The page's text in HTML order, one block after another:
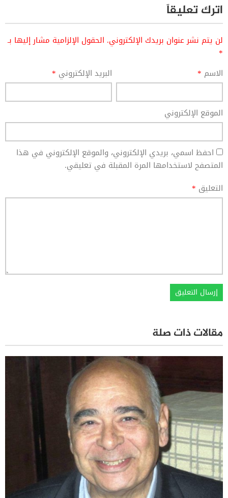
اترك تعليقاً
لن يتم نشر عنوان بريدك الإلكتروني. الحقول الإلزامية مشار إليها بـ
*
الاسم * البريد الإلكتروني *
الموقع الإلكتروني
احفظ اسمي، بريدي الإلكتروني، والموقع الإلكتروني في هذا
المتصفح لاستخدامها المرة المقبلة في تعليقي.
التعليق *
مقالات ذات صلة